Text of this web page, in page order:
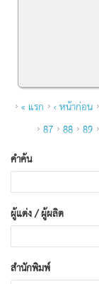
หน้า
« แรก ‹ หน้าก่อน
87
88 89
คำค้น
ผู้แต่ง / ผู้ผลิต
สำนักพิมพ์